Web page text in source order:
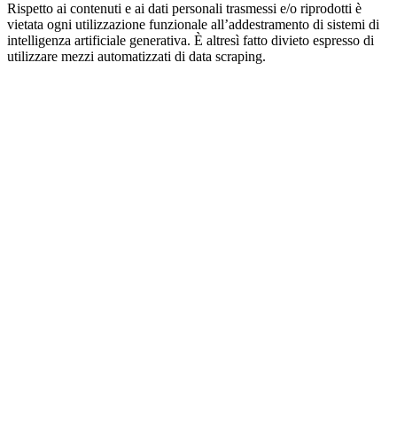
Rispetto ai contenuti e ai dati personali trasmessi e/o riprodotti è
vietata ogni utilizzazione funzionale all’addestramento di sistemi di
intelligenza artificiale generativa. È altresì fatto divieto espresso di
utilizzare mezzi automatizzati di data scraping.